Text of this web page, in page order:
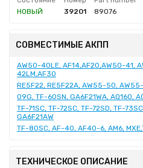
НОВЫЙ
39201 89076
СОВМЕСТИМЫЕ АКПП
AW50-40LE, AF14,AF20,AW50-41,
42LM,AF30
RE5F22, RE5F22A, AW55-50,
09G, TF-60SN, GA6F21WA, AQ160,
TF-71SC, TF-72SC, TF-72SD, TF-
GA6F21AW
TF-80SC, AF-40, AF40-6, AM6,
ТЕХНИЧЕСКОЕ ОПИСАНИЕ